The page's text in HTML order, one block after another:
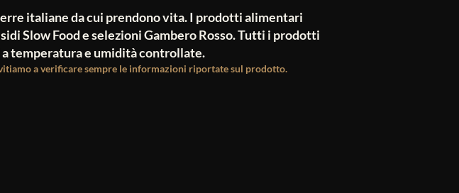
italiane da cui prendono vita. I prodotti alimentari
Slow Food e selezioni Gambero Rosso. Tutti i prodotti
temperatura e umidità controllate.
a verificare sempre le informazioni riportate sul prodotto.